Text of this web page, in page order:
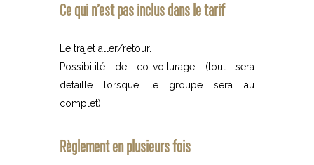
Ce qui n’est pas inclus dans le tarif
Le trajet aller/retour.
Possibilité de co-voiturage (tout sera
détaillé lorsque le groupe sera au
complet)
Règlement en plusieurs fois